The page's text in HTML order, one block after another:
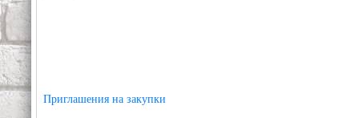
Приглашения на закупки